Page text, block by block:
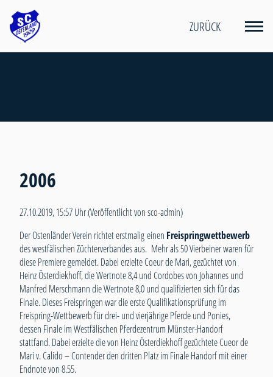
ZURÜCK
2006
27.10.2019, 15:57 Uhr(Veröffentlicht von sco-admin)
Der Ostenländer Verein richtet erstmalig einen Freispringwettbewerb
des westfälischen Züchterverbandes aus. Mehr als 50 Vierbeiner waren für
diese Premiere gemeldet. Dabei erzielte Coeur de Mari, gezüchtet von
Heinz Österdiekhoff, die Wertnote 8,4 und Cordobes von Johannes und
Manfred Merschmann die Wertnote 8,0 und qualifizierten sich für das
Finale. Dieses Freispringen war die erste Qualifikationsprüfung im
Freispring-Wettbewerb für drei- und vierjährige Pferde und Ponies,
dessen Finale im Westfälischen Pferdezentrum Münster-Handorf
stattfand. Dabei erzielte die von Heinz Österdiekhoff gezüchtete Cueor de
Mari v. Calido – Contender den dritten Platz im Finale Handorf mit einer
Endnote von 8.55.